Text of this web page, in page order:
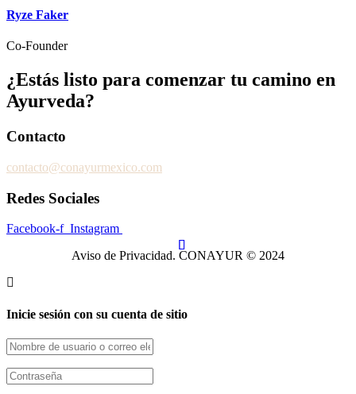
Ryze Faker
Co-Founder
¿Estás listo para comenzar tu camino en
Ayurveda?
Contacto
contacto@conayurmexico.com
Redes Sociales
Facebook-f Instagram
Aviso de Privacidad. CONAYUR © 2024
Inicie sesión con su cuenta de sitio